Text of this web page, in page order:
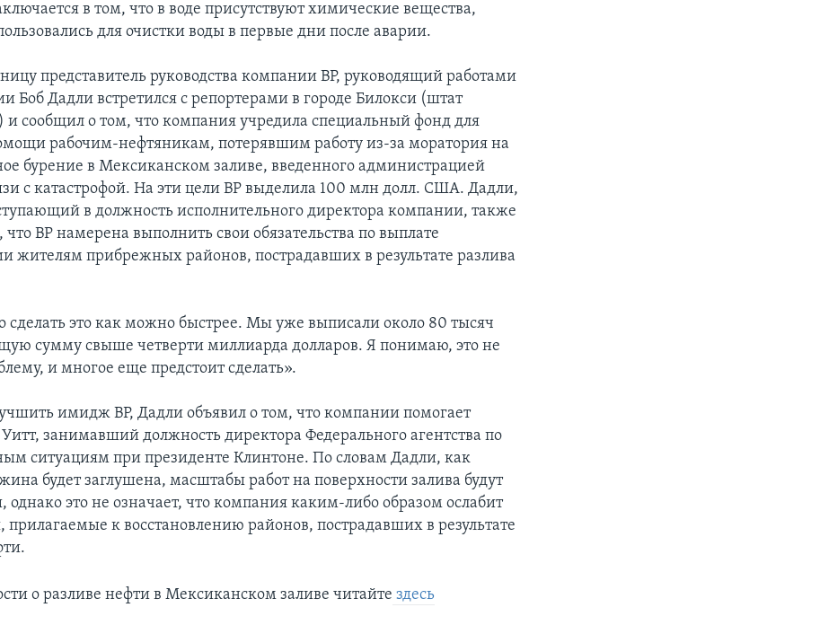
в том, что в воде присутствуют химические вещества,
для очистки воды в первые дни после аварии.
представитель руководства компании ВР, руководящий работами
Боб Дадли встретился с репортерами в городе Билокси (штат
сообщил о том, что компания учредила специальный фонд для
рабочим-нефтяникам, потерявшим работу из-за моратория на
бурение в Мексиканском заливе, введенного администрацией
с катастрофой. На эти цели ВР выделила 100 млн долл. США. Дадли,
в должность исполнительного директора компании, также
что ВР намерена выполнить свои обязательства по выплате
жителям прибрежных районов, пострадавших в результате разлива
это как можно быстрее. Мы уже выписали около 80 тысяч
сумму свыше четверти миллиарда долларов. Я понимаю, это не
и многое еще предстоит сделать».
имидж ВР, Дадли объявил о том, что компании помогает
занимавший должность директора Федерального агентства по
ситуациям при президенте Клинтоне. По словам Дадли, как
будет заглушена, масштабы работ на поверхности залива будут
это не означает, что компания каким-либо образом ослабит
прилагаемые к восстановлению районов, пострадавших в результате
о разливе нефти в Мексиканском заливе читайте здесь